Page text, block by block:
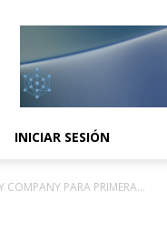
INICIAR SESIÓN
COMPANY PARA PRIMERA...